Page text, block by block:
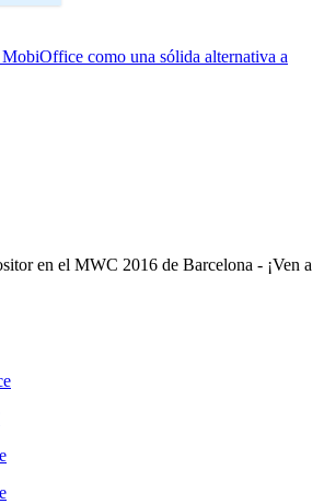
como una sólida alternativa a
en el MWC 2016 de Barcelona - ¡Ven a